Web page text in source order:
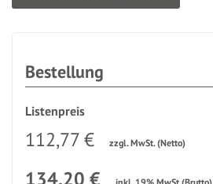
Bestellung
Listenpreis
112,77 € zzgl. MwSt. (Netto)
134,20 €